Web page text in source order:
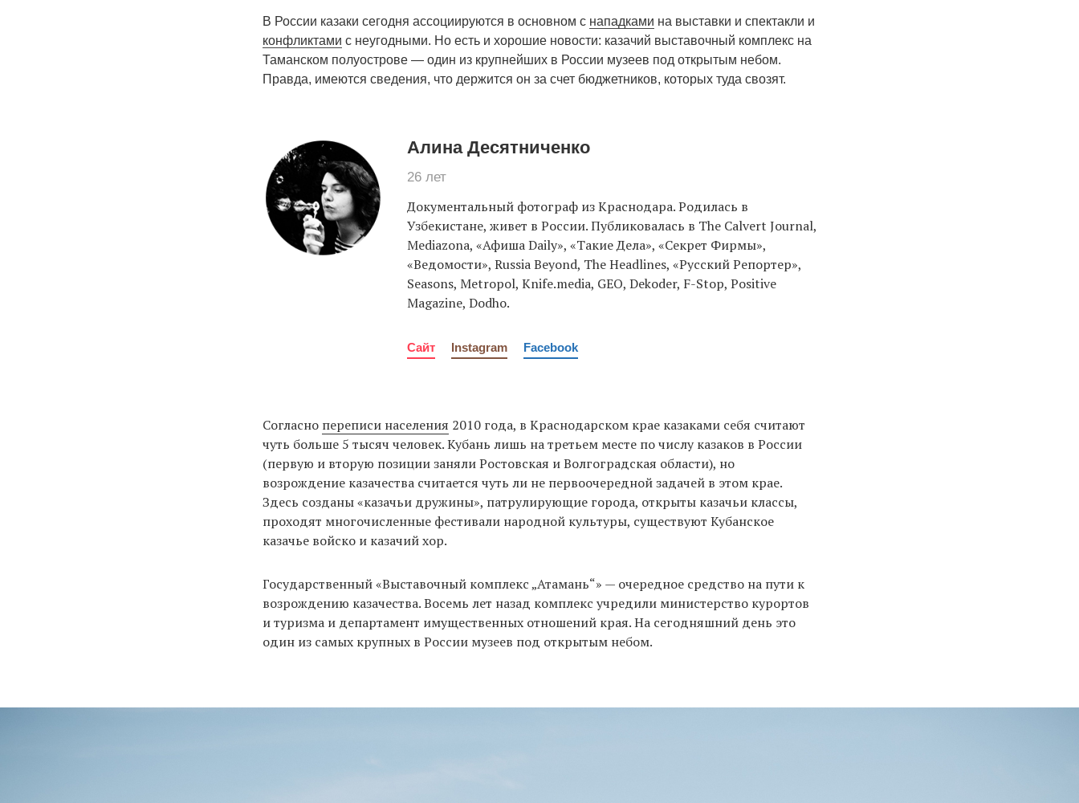
В России казаки сегодня ассоциируются в основном с нападками на выставки и спектакли и
конфликтами с неугодными. Но есть и хорошие новости: казачий выставочный комплекс на
Таманском полуострове — один из крупнейших в России музеев под открытым небом.
Правда, имеются сведения, что держится он за счет бюджетников, которых туда свозят.
Алина Десятниченко
26 лет
Документальный фотограф из Краснодара. Родилась в
Узбекистане, живет в России. Публиковалась в The Calvert Journal,
Mediazona, «Афиша Daily», «Такие Дела», «Секрет Фирмы»,
«Ведомости», Russia Beyond, The Headlines, «Русский Репортер»,
Seasons, Metropol, Knife.media, GEO, Dekoder, F-Stop, Positive
Magazine, Dodho.
Сайт Instagram Facebook
Согласно переписи населения 2010 года, в Краснодарском крае казаками себя считают
чуть больше 5 тысяч человек. Кубань лишь на третьем месте по числу казаков в России
(первую и вторую позиции заняли Ростовская и Волгоградская области), но
возрождение казачества считается чуть ли не первоочередной задачей в этом крае.
Здесь созданы «казачьи дружины», патрулирующие города, открыты казачьи классы,
проходят многочисленные фестивали народной культуры, существуют Кубанское
казачье войско и казачий хор.
Государственный «Выставочный комплекс „Атамань“» — очередное средство на пути к
возрождению казачества. Восемь лет назад комплекс учредили министерство курортов
и туризма и департамент имущественных отношений края. На сегодняшний день это
один из самых крупных в России музеев под открытым небом.